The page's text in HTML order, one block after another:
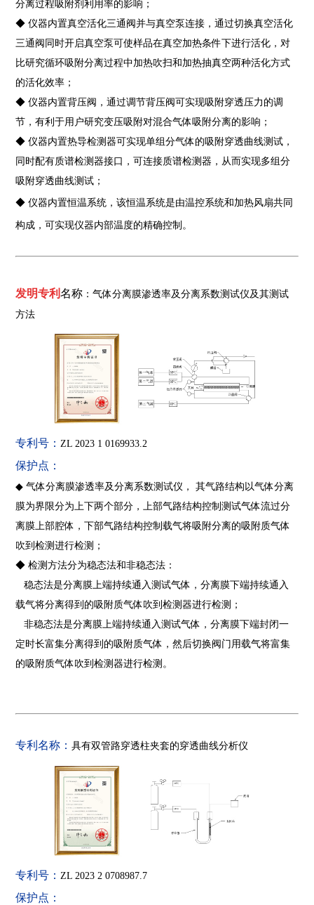
分离过程吸附剂利用率的影响；
◆ 仪器内置真空活化三通阀并与真空泵连接，通过切换真空活化
三通阀同时开启真空泵可使样品在真空加热条件下进行活化，对
比研究循环吸附分离过程中加热吹扫和加热抽真空两种活化方式
的活化效率；
◆ 仪器内置背压阀，通过调节背压阀可实现吸附穿透压力的调
节，有利于用户研究变压吸附对混合气体吸附分离的影响；
◆ 仪器内置热导检测器可实现单组分气体的吸附穿透曲线测试，
同时配有质谱检测器接口，可连接质谱检测器，从而实现多组分
吸附穿透曲线测试；
◆ 仪器内置恒温系统，该恒温系统是由温控系统和加热风扇共同
构成，可实现仪器内部温度的精确控制。
发明专利名称 ：气体分离膜渗透率及分离系数测试仪及其测试
方法
专利号： ZL 2023 1 0169933.2
保护点：
◆气体分离膜渗透率及分离系数测试仪，
其气路结构以气体分离
膜为界限分为上下两个部分，上部气路结构控制测试气体流过分
离膜上部腔体，下部气路结构控制载气将吸附分离的吸附质气体
吹到检测进行检测；
◆ 检测方法分为稳态法和非稳态法：
稳态法是分离膜上端持续通入测试气体，分离膜下端持续通入
载气将分离得到的吸附质气体吹到检测器进行检测；
非稳态法是分离膜上端持续通入测试气体，分离膜下端封闭一
定时长富集分离得到的吸附质气体，然后切换阀门用载气将富集
的吸附质气体吹到检测器进行检测。
专利名称：具有双管路穿透柱夹套的穿透曲线分析仪
专利号： ZL 2023 2 0708987.7
保护点：